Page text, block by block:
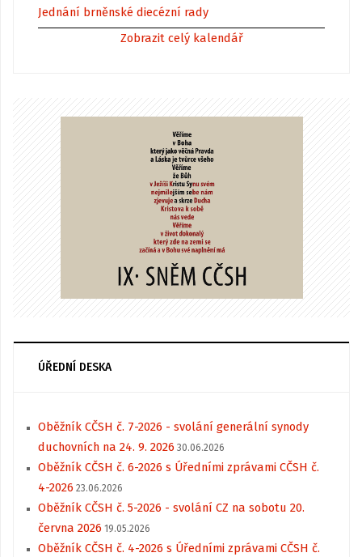
Jednání brněnské diecézní rady
Zobrazit celý kalendář
ÚŘEDNÍ DESKA
Oběžník CČSH č. 7-2026 - svolání generální synody
duchovních na 24. 9. 2026 30.06.2026
Oběžník CČSH č. 6-2026 s Úředními zprávami CČSH č.
4-2026 23.06.2026
Oběžník CČSH č. 5-2026 - svolání CZ na sobotu 20.
června 2026 19.05.2026
Oběžník CČSH č. 4-2026 s Úředními zprávami CČSH č.